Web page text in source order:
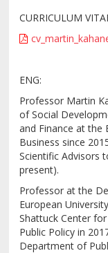
CURRICULUM
ENG:
Professor Martin
of Social
and Finance at the
Business since
Scientific Advisors
present).
Professor at the
European
Shattuck Center
Public Policy in
Department of